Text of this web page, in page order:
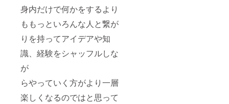
身内だけで何かをするより
ももっといろんな人と繋が
りを持ってアイデアや知
識、経験をシャッフルしな
が
らやっていく方がより一層
楽しくなるのではと思って